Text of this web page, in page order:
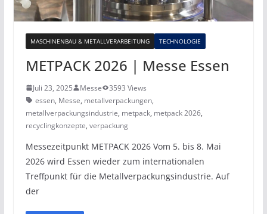
MASCHINENBAU & METALLVERARBEITUNG TECHNOLOGIE
METPACK 2026 | Messe Essen
Juli 23, 2025 Messe
3593 Views
essen, Messe, metallverpackungen,
metallverpackungsindustrie, metpack, metpack 2026,
recyclingkonzepte, verpackung
Messezeitpunkt METPACK 2026 Vom 5. bis 8. Mai
2026 wird Essen wieder zum internationalen
Treffpunkt für die Metallverpackungsindustrie. Auf
der